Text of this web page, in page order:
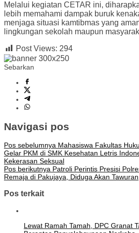
Melalui kegiatan CETAR ini,
lebih memahami dampak buruk
menjaga situasi kamtibmas yang
lingkungan sekolah maupun
Post Views: 294
Sebarkan
Navigasi pos
Pos sebelumnya Mahasiswa Fakultas
Gelar PKM di SMK Kesehatan Letris
Kekerasan Seksual
Pos berikutnya Patroli Perintis Presisi
Remaja di Pakujaya, Diduga Akan Tawuran
Pos terkait
Lewat Ramah Tamah, DPC Granat